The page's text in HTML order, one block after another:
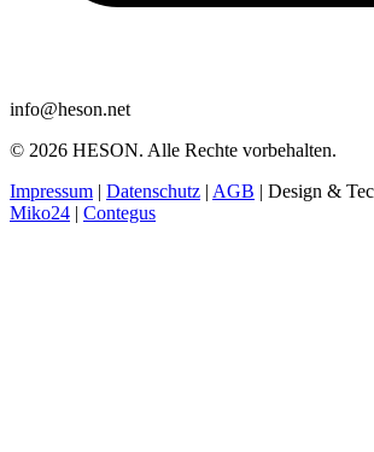
info@heson.net
© 2026 HESON. Alle Rechte vorbehalten.
Impressum | Datenschutz | AGB | Design &
Miko24 | Contegus